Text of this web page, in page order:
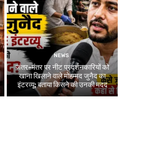
NEWS
जंतर-मंतर पर नीट प्रदर्शनकारियों को
खाना खिलाने वाले मोहम्मद जुनैद का
इंटरव्यू: बताया किसने की उनकी मदद